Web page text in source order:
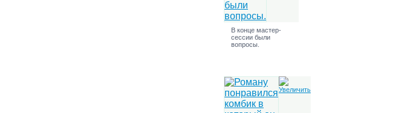
В конце мастер-
сессии были
вопросы.